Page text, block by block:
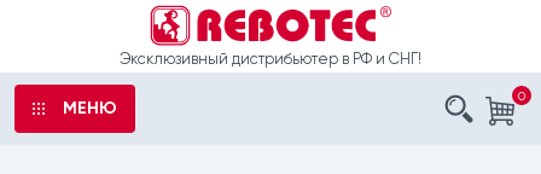
Эксклюзивный дистрибьютер в РФ и СНГ!
МЕНЮ
0